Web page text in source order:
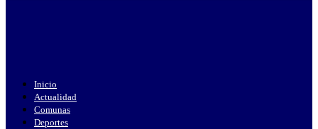
Inicio
Actualidad
Comunas
Deportes